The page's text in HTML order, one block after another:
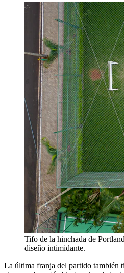
Tifo de la hinchada de
diseño intimidante.
La última franja del partido también